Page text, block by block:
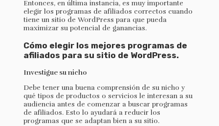
Entonces, en última instancia, es muy importante
elegir los programas de afiliados correctos cuando
tiene un sitio de WordPress para que pueda
maximizar su potencial de ganancias.
Cómo elegir los mejores programas de
afiliados para su sitio de WordPress.
Investigue su nicho
Debe tener una buena comprensión de su nicho y
qué tipos de productos o servicios le interesan a su
audiencia antes de comenzar a buscar programas
de afiliados. Esto lo ayudará a reducir los
programas que se adaptan bien a su sitio.